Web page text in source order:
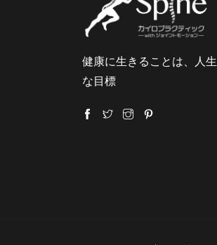
健康に生きることは、人
な目標